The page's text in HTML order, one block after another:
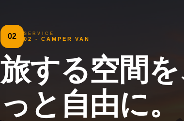
02 SERVICE
02 - CAMPER VAN
旅する空間を
っと自由に。